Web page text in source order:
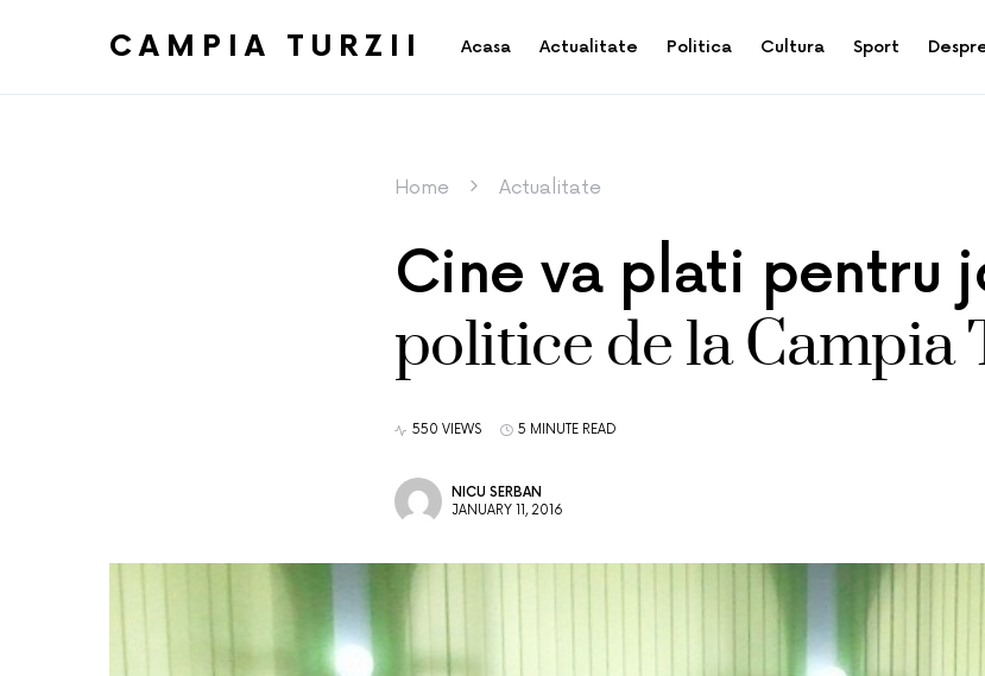
CAMPIA TURZII Acasa Actualitate Politica Cultura Sport
Home Actualitate
Cine va plati pentru
politice de la Campia
550 VIEWS 5 MINUTE READ
NICU SERBAN
JANUARY 11, 2016